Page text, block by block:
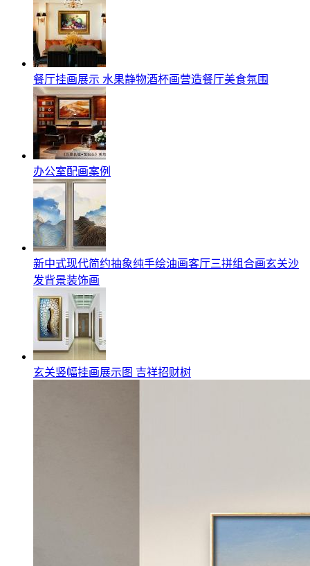
餐厅挂画展示 水果静物酒杯画营造餐厅美食氛围
办公室配画案例
新中式现代简约抽象纯手绘油画客厅三拼组合画玄关沙
发背景装饰画
玄关竖幅挂画展示图 吉祥招财树